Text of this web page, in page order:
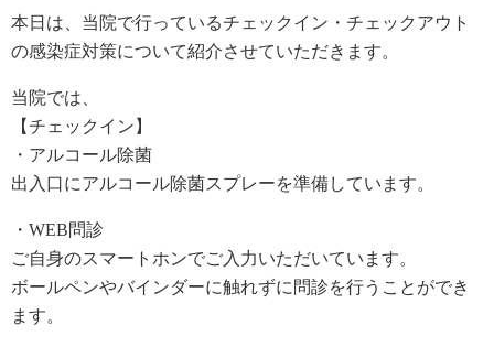
本日は、当院で行っているチェックイン・チェックアウト
の感染症対策について紹介させていただきます。
当院では、
【チェックイン】
・アルコール除菌
出入口にアルコール除菌スプレーを準備しています。
・WEB問診
ご自身のスマートホンでご入力いただいています。
ボールペンやバインダーに触れずに問診を行うことができ
ます。